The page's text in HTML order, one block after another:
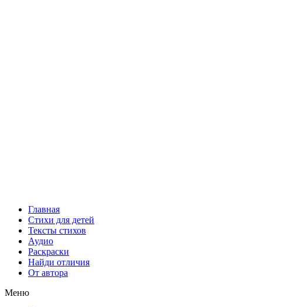
Главная
Стихи для детей
Тексты стихов
Аудио
Раскраски
Найди отличия
От автора
Меню